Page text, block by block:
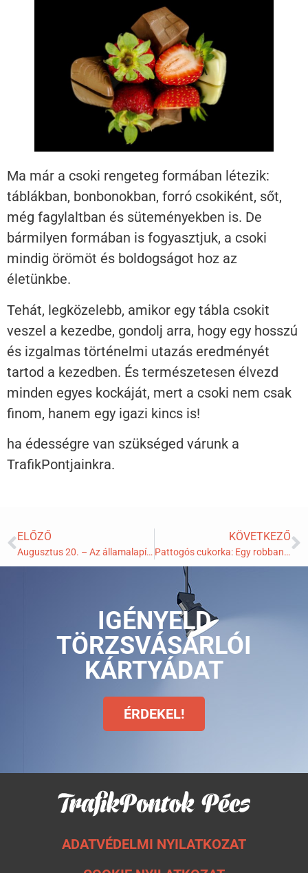
Ma már a csoki rengeteg formában létezik:
táblákban, bonbonokban, forró csokiként, sőt,
még fagylaltban és süteményekben is. De
bármilyen formában is fogyasztjuk, a csoki
mindig örömöt és boldogságot hoz az
életünkbe.
Tehát, legközelebb, amikor egy tábla csokit
veszel a kezedbe, gondolj arra, hogy egy hosszú
és izgalmas történelmi utazás eredményét
tartod a kezedben. És természetesen élvezd
minden egyes kockáját, mert a csoki nem csak
finom, hanem egy igazi kincs is!
ha édességre van szükséged várunk a
TrafikPontjainkra.
ELŐZŐ
Augusztus 20. – Az államalapítás napja
KÖVETKEZŐ
Pattogós cukorka: Egy robbanó élmény az ízlelőbimbóidon
IGÉNYELD
TÖRZSVÁSÁRLÓI
KÁRTYÁDAT
ÉRDEKEL!
ADATVÉDELMI NYILATKOZAT